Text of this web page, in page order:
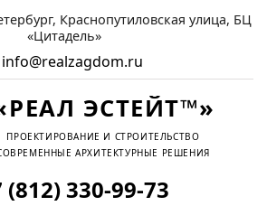
Краснопутиловская улица, БЦ
«Цитадель»
info@realzagdom.ru
ЭСТЕЙТ™»
ПРОЕКТИРОВАНИЕ И СТРОИТЕЛЬСТВО
АРХИТЕКТУРНЫЕ РЕШЕНИЯ
(812) 330-99-73